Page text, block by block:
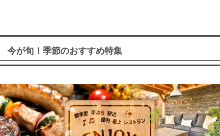
今が旬！季節のおすすめ特集